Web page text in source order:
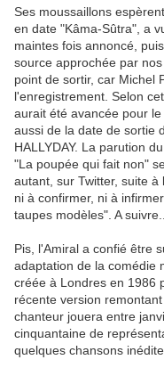
Ses moussaillons
en date "Kâma-Sûtra", a
maintes fois annoncé,
source approchée par
point de sortir, car Michel
l'enregistrement. Selon
aurait été avancée pour
aussi de la date de sortie
HALLYDAY. La parution
"La poupée qui fait non"
autant, sur Twitter, suite
ni à confirmer, ni à
taupes modèles". A suivre...
Pis, l'Amiral a confié être
adaptation de la comédie
créée à Londres en 1986
récente version
chanteur jouera entre
cinquantaine de
quelques chansons